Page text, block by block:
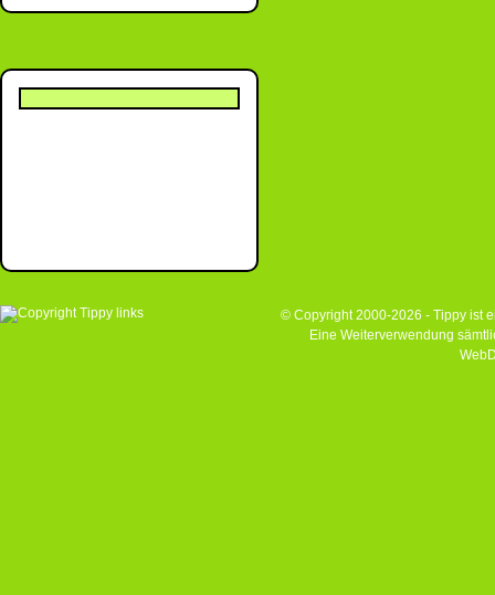
© Copyright 2000-2026 - Tippy ist
Eine Weiterverwendung